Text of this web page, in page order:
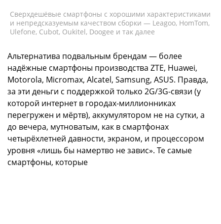
Сверхдешёвые смартфоны с хорошими характеристиками
и непредсказуемым качеством сборки — Leagoo, HomTom,
Ulefone, Cubot, Oukitel, Doogee и так далее
Альтернатива подвальным брендам — более
надёжные смартфоны производства ZTE, Huawei,
Motorola, Micromax, Alcatel, Samsung, ASUS. Правда,
за эти деньги с поддержкой только 2G/3G-связи (у
которой интернет в городах-миллионниках
перегружен и мёртв), аккумулятором не на сутки, а
до вечера, мутноватым, как в смартфонах
четырёхлетней давности, экраном, и процессором
уровня «лишь бы намертво не завис». Те самые
смартфоны, которые